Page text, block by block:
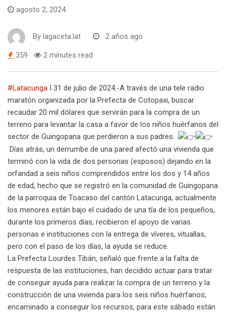
agosto 2, 2024
By lagaceta.lat 2 años ago
359 2 minutes read
#Latacunga I 31 de julio de 2024.-A través de una tele radio
maratón organizada por la Prefecta de Cotopaxi, buscar
recaudar 20 mil dólares que servirán para la compra de un
terreno para levantar la casa a favor de los niños huérfanos del
sector de Guingopana que perdieron a sus padres. .
Días atrás, un derrumbe de una pared afectó una vivienda que
terminó con la vida de dos personas (esposos) dejando en la
orfandad a seis niños comprendidos entre los dos y 14 años
de edad, hecho que se registró en la comunidad de Guingopana
de la parroquia de Toacaso del cantón Latacunga; actualmente
los menores están bajo el cuidado de una tía de los pequeños,
durante los primeros días, recibieron el apoyo de varias
personas e instituciones con la entrega de víveres, vituallas,
pero con el paso de los días, la ayuda se reduce.
La Prefecta Lourdes Tibán, señaló que frente a la falta de
respuesta de las instituciones, han decidido actuar para tratar
de conseguir ayuda para realizar la compra de un terreno y la
construcción de una vivienda para los seis niños huérfanos;
encaminado a conseguir los recursos, para este sábado están